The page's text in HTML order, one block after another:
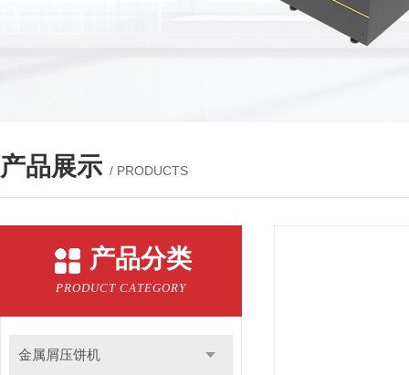
产品展示 / PRODUCTS
产品分类
PRODUCT CATEGORY
金属屑压饼机